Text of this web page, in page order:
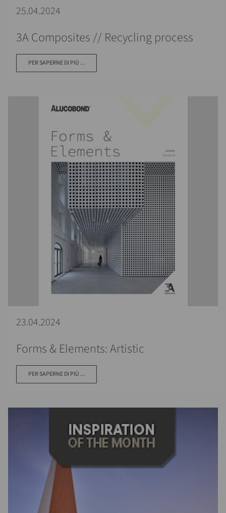
25.04.2024
3A Composites // Recycling process
PER SAPERNE DI PIÙ ...
23.04.2024
Forms & Elements: Artistic
PER SAPERNE DI PIÙ ...